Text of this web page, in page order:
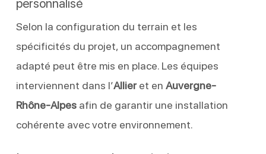
personnalisé
Selon la configuration du terrain et les
spécificités du projet, un accompagnement
adapté peut être mis en place. Les équipes
interviennent dans l’Allieret en Auvergne-
Rhône-Alpesafin de garantir une installation
cohérente avec votre environnement.